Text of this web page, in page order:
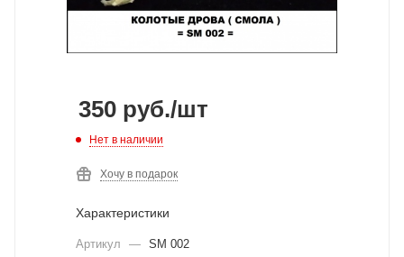
350 руб./шт
Нет в наличии
Хочу в подарок
Характеристики
Артикул — SM 002